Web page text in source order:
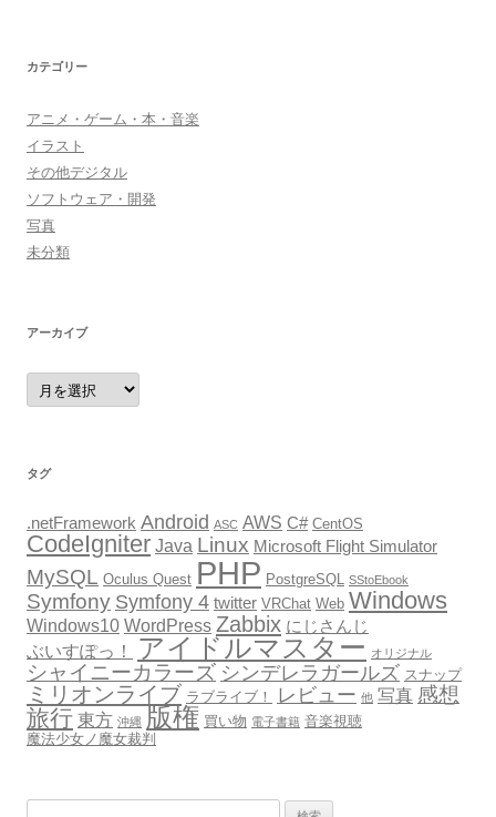
カテゴリー
アニメ・ゲーム・本・音楽
イラスト
その他デジタル
ソフトウェア・開発
写真
未分類
アーカイブ
ア
ー
カ
タグ
.netFramework Android ASC AWS C# CentOS
CodeIgniter Java Linux Microsoft Flight Simulator
MySQL Oculus Quest PHP PostgreSQL SStoEbook
Symfony Symfony 4 twitter VRChat Web Windows
Windows10 WordPress Zabbix にじさんじ
ぶいすぽっ！ アイドルマスター オリジナル
シャイニーカラーズ シンデレラガールズ スナップ
ミリオンライブ ラブライブ！ レビュー 他 写真 感想
旅行 東方 沖縄 版権 買い物 電子書籍 音楽視聴
魔法少女ノ魔女裁判